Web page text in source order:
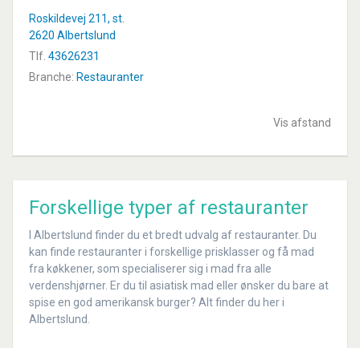
Roskildevej 211, st.
2620 Albertslund
Tlf. 43626231
Branche: Restauranter
Vis afstand
Forskellige typer af restauranter
I Albertslund finder du et bredt udvalg af restauranter. Du
kan finde restauranter i forskellige prisklasser og få mad
fra køkkener, som specialiserer sig i mad fra alle
verdenshjørner. Er du til asiatisk mad eller ønsker du bare at
spise en god amerikansk burger? Alt finder du her i
Albertslund.